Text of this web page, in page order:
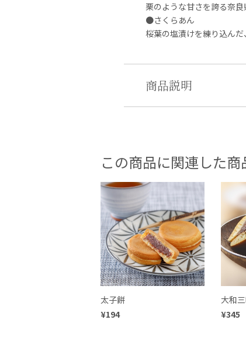
栗のような甘さを誇る奈良
●さくらあん
桜葉の塩漬けを練り込んだ
商品説明
この商品に関連した商
太子餅
¥194
大和
¥345